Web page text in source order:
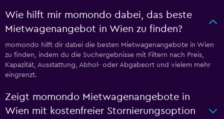
Wie hilft mir momondo dabei, das beste
Mietwagenangebot in Wien zu finden?
momondo hilft dir dabei die besten Mietwagenangebote in Wien
zu finden, indem du die Suchergebnisse mit Filtern nach Preis,
Kapazität, Ausstattung, Abhol- oder Abgabeort und vielem mehr
eingrenzt.
Zeigt momondo Mietwagenangebote in
Wien mit kostenfreier Stornierungsoption